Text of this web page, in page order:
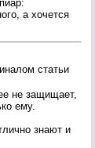
а хочется
статьи
не защищает,
ему.
знают и